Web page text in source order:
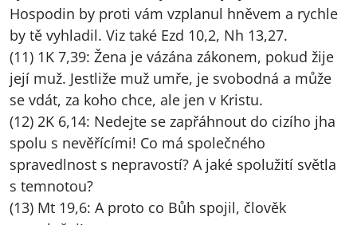
Hospodin by proti vám vzplanul hněvem a rychle
by tě vyhladil. Viz také Ezd 10,2, Nh 13,27.
(11) 1K 7,39: Žena je vázána zákonem, pokud žije
její muž. Jestliže muž umře, je svobodná a může
se vdát, za koho chce, ale jen v Kristu.
(12) 2K 6,14: Nedejte se zapřáhnout do cizího jha
spolu s nevěřícími! Co má společného
spravedlnost s nepravostí? A jaké spolužití světla
s temnotou?
(13) Mt 19,6: A proto co Bůh spojil, člověk